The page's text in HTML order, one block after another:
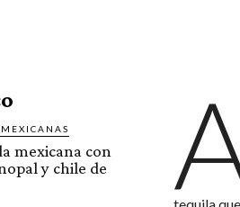
MEXICANAS
mexicana con
y chile de